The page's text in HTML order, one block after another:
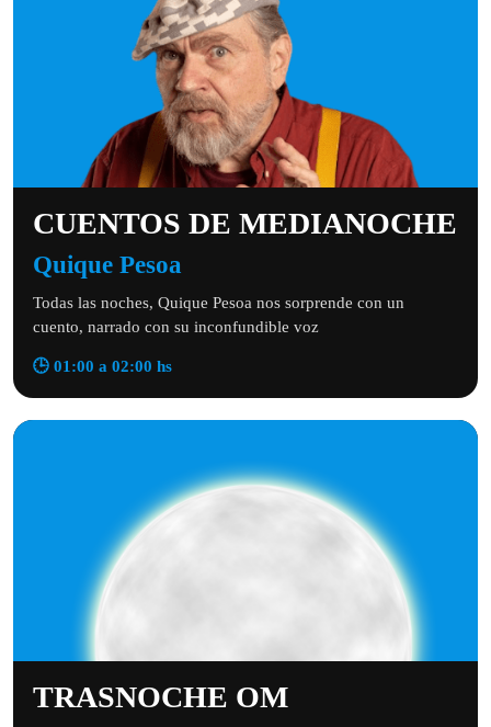
CUENTOS DE MEDIANOCHE
Quique Pesoa
Todas las noches, Quique Pesoa nos sorprende con un
cuento, narrado con su inconfundible voz
🕒 01:00 a 02:00 hs
TRASNOCHE OM